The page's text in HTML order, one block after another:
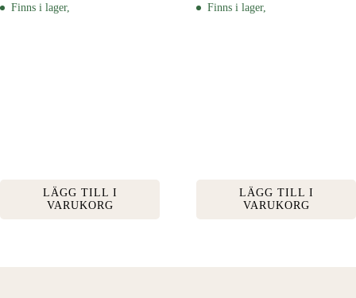
Finns i lager,
LÄGG TILL I
VARUKORG
Finns i lager,
LÄGG TILL I
VARUKORG